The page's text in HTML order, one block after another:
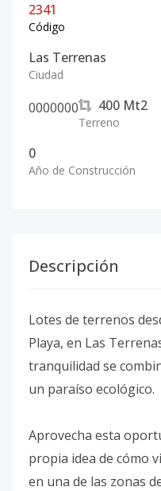
2341
Código
Las Terrenas
Ciudad
0000000 400 Mt2
Terreno
0
Año de Construcción
Descripción
Lotes de terrenos
Playa, en Las
tranquilidad se
un paraíso ecológico.
Aprovecha esta
propia idea de cómo
en una de las zonas